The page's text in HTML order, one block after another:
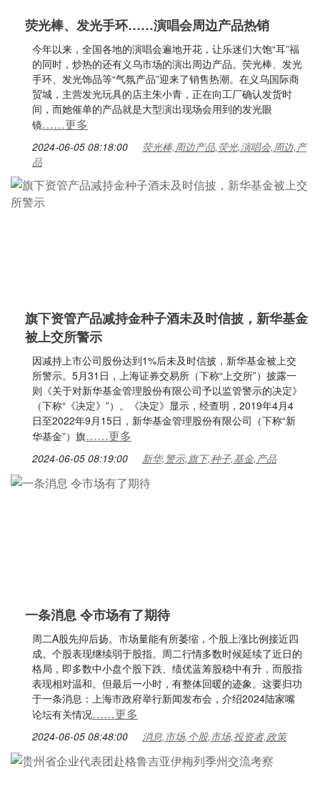
荧光棒、发光手环……演唱会周边产品热销
今年以来，全国各地的演唱会遍地开花，让乐迷们大饱“耳”福
的同时，炒热的还有义乌市场的演出周边产品。荧光棒、发光
手环、发光饰品等“气氛产品”迎来了销售热潮。在义乌国际商
贸城，主营发光玩具的店主朱小青，正在向工厂确认发货时
间，而她催单的产品就是大型演出现场会用到的发光眼
镜……更多
2024-06-05 08:18:00
荧光棒,周边产品,荧光,演唱会,周边,产
品
旗下资管产品减持金种子酒未及时信披，新华基金
被上交所警示
因减持上市公司股份达到1%后未及时信披，新华基金被上交
所警示。5月31日，上海证券交易所（下称“上交所”）披露一
则《关于对新华基金管理股份有限公司予以监管警示的决定》
（下称“《决定》”）。《决定》显示，经查明，2019年4月4
日至2022年9月15日，新华基金管理股份有限公司（下称“新
华基金”）旗……更多
2024-06-05 08:19:00 新华,警示,旗下,种子,基金,产品
一条消息 令市场有了期待
周二A股先抑后扬。市场量能有所萎缩，个股上涨比例接近四
成。个股表现继续弱于股指。周二行情多数时候延续了近日的
格局，即多数中小盘个股下跌、绩优蓝筹股稳中有升，而股指
表现相对温和。但最后一小时，有整体回暖的迹象。这要归功
于一条消息：上海市政府举行新闻发布会，介绍2024陆家嘴
论坛有关情况……更多
2024-06-05 08:48:00 消息,市场,个股,市场,投资者,政策